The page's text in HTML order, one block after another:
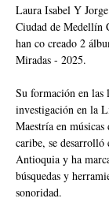
Laura Isabel Y
Ciudad de Medellín
han co creado 2
Miradas - 2025.
Su formación en las
investigación en la
Maestría en
caribe, se desarrolló
Antioquia y ha
búsquedas y
sonoridad.